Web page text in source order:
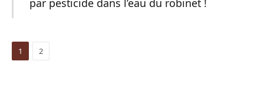
par pesticide dans l’eau du robinet !
1 2